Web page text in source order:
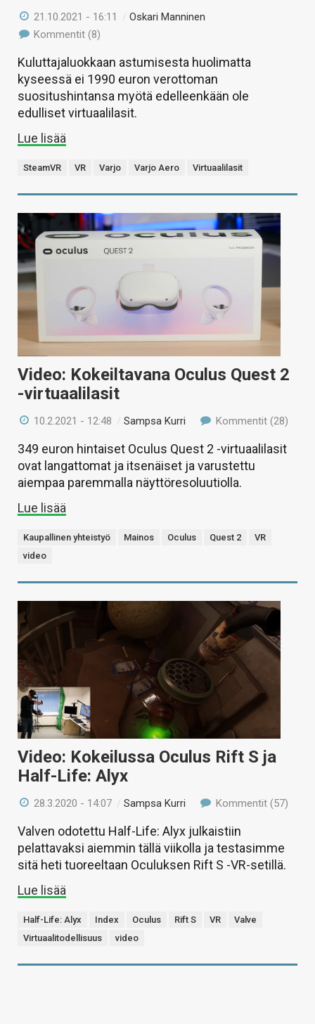
21.10.2021 - 16:11 /Oskari Manninen
Kommentit (8)
Kuluttajaluokkaan astumisesta huolimatta
kyseessä ei 1990 euron verottoman
suositushintansa myötä edelleenkään ole
edulliset virtuaalilasit.
Lue lisää
SteamVR VR Varjo Varjo Aero Virtuaalilasit
Video: Kokeiltavana Oculus Quest 2
-virtuaalilasit
10.2.2021 - 12:48 /Sampsa Kurri Kommentit (28)
349 euron hintaiset Oculus Quest 2 -virtuaalilasit
ovat langattomat ja itsenäiset ja varustettu
aiempaa paremmalla näyttöresoluutiolla.
Lue lisää
Kaupallinen yhteistyö Mainos Oculus Quest 2
VR
video
Video: Kokeilussa Oculus Rift S ja
Half-Life: Alyx
28.3.2020 - 14:07 /Sampsa Kurri Kommentit (57)
Valven odotettu Half-Life: Alyx julkaistiin
pelattavaksi aiemmin tällä viikolla ja testasimme
sitä heti tuoreeltaan Oculuksen Rift S -VR-setillä.
Lue lisää
Half-Life: Alyx Index Oculus Rift S VR
Valve
Virtuaalitodellisuus
video